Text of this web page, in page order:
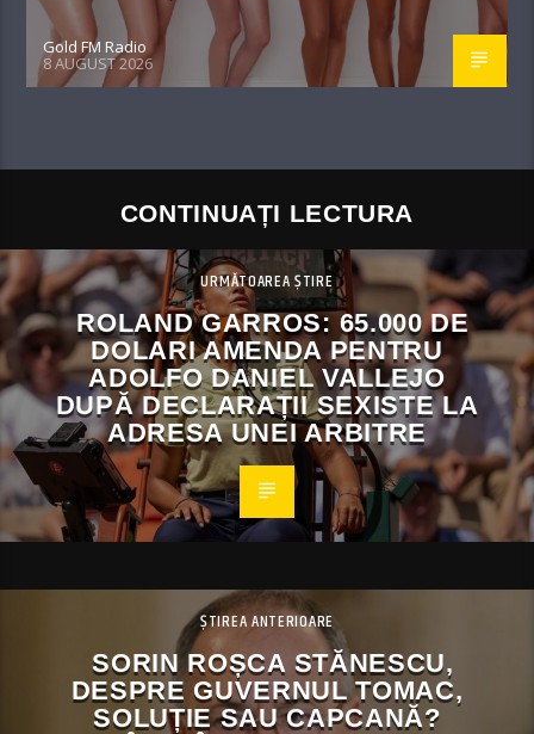
Gold FM Radio
8 AUGUST 2026
CONTINUAȚI LECTURA
URMĂTOAREA ȘTIRE
ROLAND GARROS: 65.000 DE
DOLARI AMENDA PENTRU
ADOLFO DANIEL VALLEJO
DUPĂ DECLARAȚII SEXISTE LA
ADRESA UNEI ARBITRE
ȘTIREA ANTERIOARE
SORIN ROȘCA STĂNESCU,
DESPRE GUVERNUL TOMAC,
SOLUȚIE SAU CAPCANĂ?